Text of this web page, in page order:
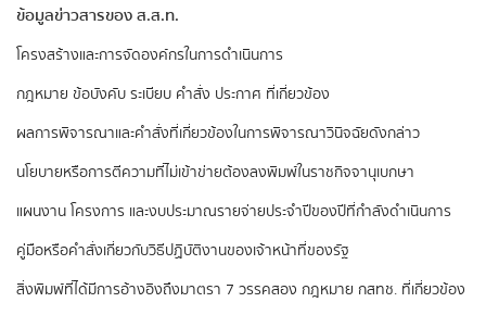
ข้อมูลข่าวสารของ ส.ส.ท.
​โครงสร้างและการจัดองค์กรในการดำเนินการ
กฎหมาย ข้อบังคับ ระเบียบ คำสั่ง ประกาศ ที่เกี่ยวข้อง
ผลการพิจารณาและคำสั่งที่เกี่ยวข้องในการพิจารณาวินิจฉัยดังกล่าว
นโยบายหรือการตีความที่ไม่เข้าข่ายต้องลงพิมพ์ในราชกิจจานุเบกษา
แผนงาน โครงการ และงบประมาณรายจ่ายประจำปีของปีที่กำลังดำเนินการ
คู่มือหรือคำสั่งเกี่ยวกับวิธีปฏิบัติงานของเจ้าหน้าที่ของรัฐ
สิ่งพิมพ์ที่ได้มีการอ้างอิงถึงมาตรา 7 วรรคสอง กฎหมาย กสทช. ที่เกี่ยวข้อง